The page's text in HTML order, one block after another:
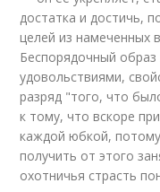
достатка и достичь,
целей из намеченных
Беспорядочный
удовольствиями,
разряд "того, что
к тому, что вскоре
каждой юбкой,
получить от этого
охотничья страсть